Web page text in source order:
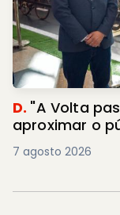
D. "A Volta
aproximar o
7 agosto 2026